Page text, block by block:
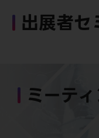
出展者セ
ミーテ